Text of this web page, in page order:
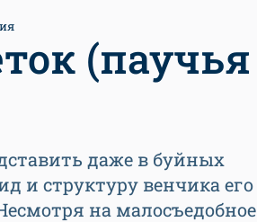
(паучья
даже в буйных
и структуру венчика его
на малосъедобное